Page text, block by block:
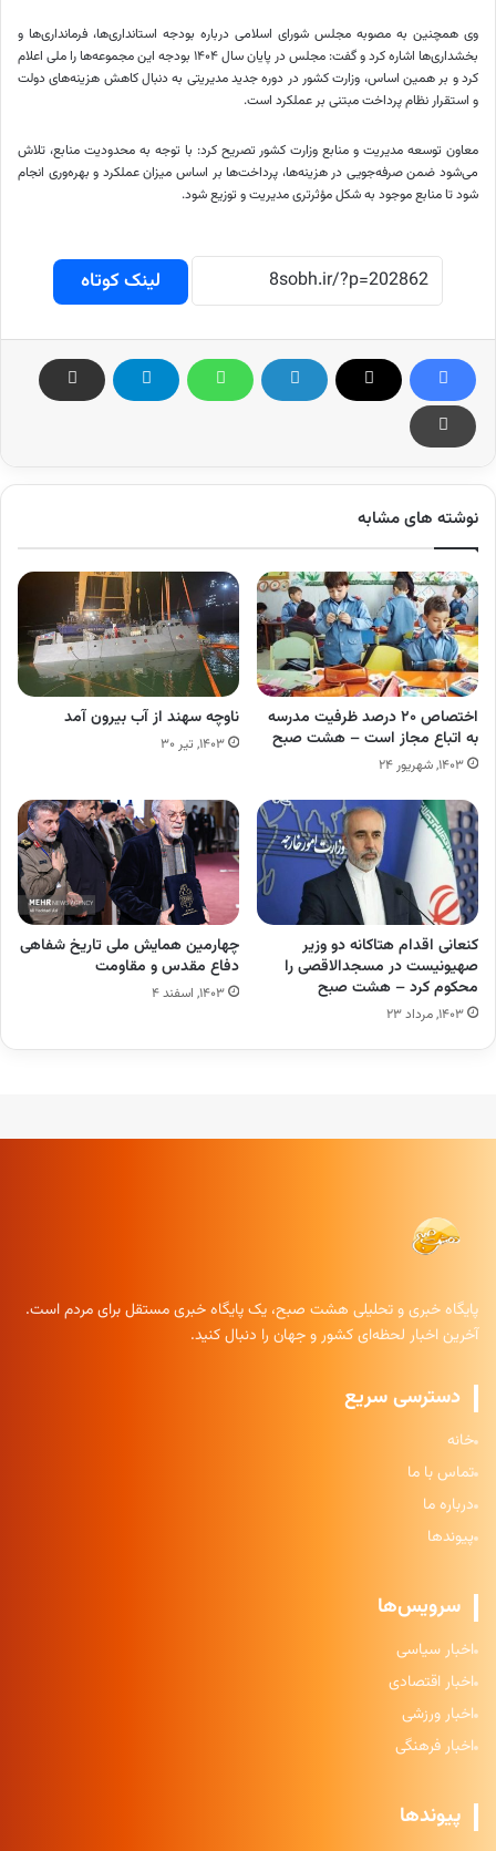
وی همچنین به مصوبه مجلس شورای اسلامی درباره بودجه استانداری‌ها، فرمانداری‌ها و
بخشداری‌ها اشاره کرد و گفت: مجلس در پایان سال ۱۴۰۴ بودجه این مجموعه‌ها را ملی اعلام
کرد و بر همین اساس، وزارت کشور در دوره جدید مدیریتی به دنبال کاهش هزینه‌های دولت
و استقرار نظام پرداخت مبتنی بر عملکرد است.
معاون توسعه مدیریت و منابع وزارت کشور تصریح کرد: با توجه به محدودیت منابع، تلاش
می‌شود ضمن صرفه‌جویی در هزینه‌ها، پرداخت‌ها بر اساس میزان عملکرد و بهره‌وری انجام
شود تا منابع موجود به شکل مؤثرتری مدیریت و توزیع شود.
لینک کوتاه
نوشته های مشابه
اختصاص ۲۰ درصد ظرفیت مدرسه
به اتباع مجاز است – هشت صبح
۱۴۰۳, شهریور ۲۴
ناوچه سهند از آب بیرون آمد
۱۴۰۳, تیر ۳۰
کنعانی اقدام هتاکانه دو وزیر
صهیونیست در مسجدالاقصی را
محکوم کرد – هشت صبح
۱۴۰۳, مرداد ۲۳
چهارمین همایش ملی تاریخ شفاهی
دفاع مقدس و مقاومت
۱۴۰۳, اسفند ۴
پایگاه خبری و تحلیلی هشت صبح، یک پایگاه خبری مستقل برای مردم است.
آخرین اخبار لحظه‌ای کشور و جهان را دنبال کنید.
دسترسی سریع
خانه
تماس با ما
درباره ما
پیوندها
سرویس‌ها
اخبار سیاسی
اخبار اقتصادی
اخبار ورزشی
اخبار فرهنگی
پیوندها